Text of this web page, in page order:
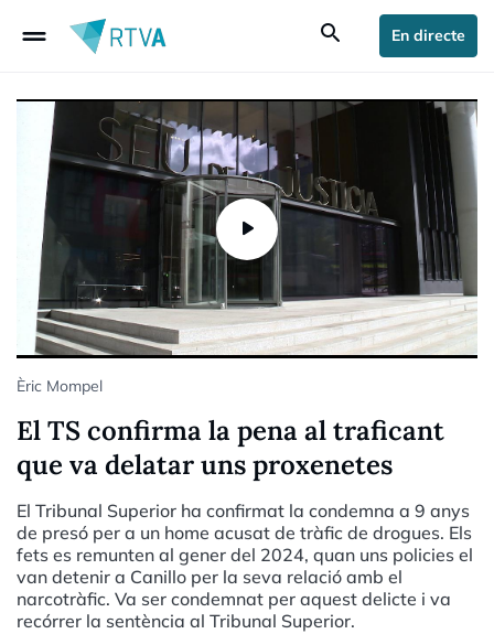
drag_handle search En directe
Èric Mompel
El TS confirma la pena al traficant
que va delatar uns proxenetes
El Tribunal Superior ha confirmat la condemna a 9 anys
de presó per a un home acusat de tràfic de drogues. Els
fets es remunten al gener del 2024, quan uns policies el
van detenir a Canillo per la seva relació amb el
narcotràfic. Va ser condemnat per aquest delicte i va
recórrer la sentència al Tribunal Superior.